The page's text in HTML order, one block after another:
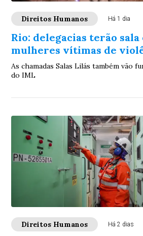
Direitos Humanos Há 1 dia
Rio: delegacias terão
mulheres vítimas de
As chamadas Salas Lilás também vão
do IML
Direitos Humanos Há 2 dias